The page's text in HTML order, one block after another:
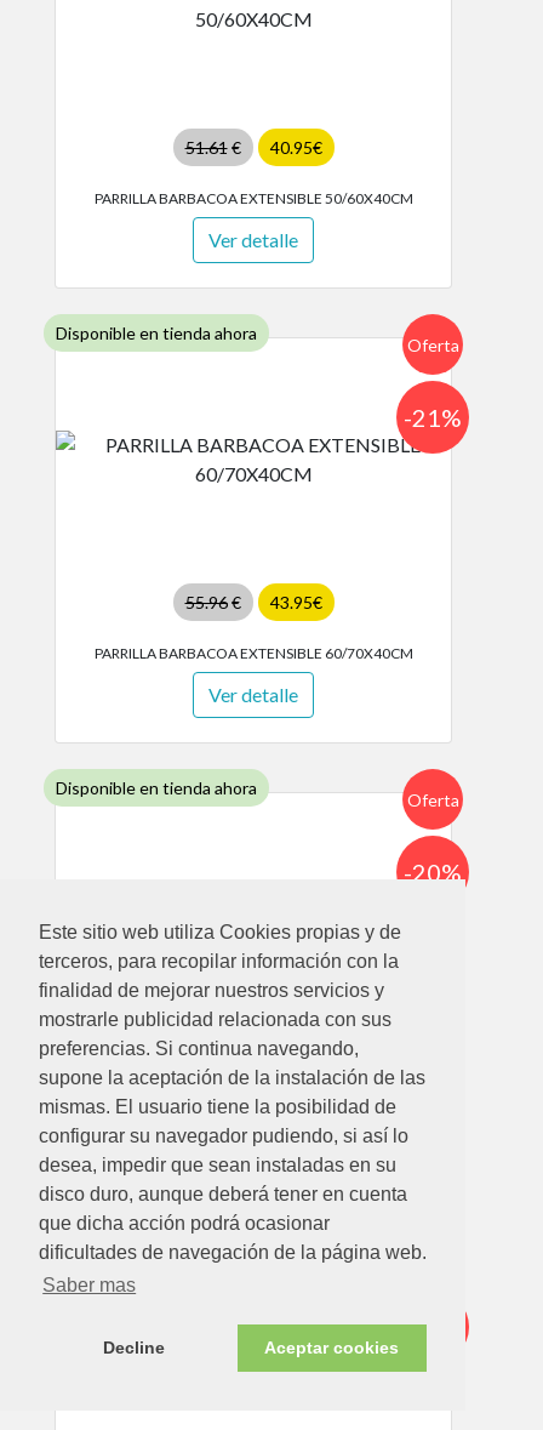
Este sitio web utiliza Cookies propias y de
terceros, para recopilar información con la
finalidad de mejorar nuestros servicios y
mostrarle publicidad relacionada con sus
preferencias. Si continua navegando,
supone la aceptación de la instalación de las
mismas. El usuario tiene la posibilidad de
configurar su navegador pudiendo, si así lo
desea, impedir que sean instaladas en su
disco duro, aunque deberá tener en cuenta
que dicha acción podrá ocasionar
dificultades de navegación de la página web.
Saber mas
Decline Aceptar cookies
51.61€ 40.95€
PARRILLA BARBACOA EXTENSIBLE 50/60X40CM
Ver detalle
Disponible en tienda ahora
Oferta
55.96€ 43.95€
-21%
PARRILLA BARBACOA EXTENSIBLE 60/70X40CM
Ver detalle
Disponible en tienda ahora
Oferta
62.62€ 49.95€
-20%
PARRILLA BARBACOA EXTENSIBLE 70/80X40CM
Ver detalle
Disponible en tienda ahora
Oferta
-30%